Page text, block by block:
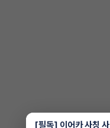
[필독] 이어카 사칭 사